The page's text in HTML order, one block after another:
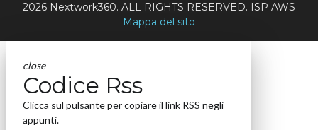
2026 Nextwork360. ALL RIGHTS RESERVED. ISP AWS
Mappa del sito
close
Codice Rss
Clicca sul pulsante per copiare il link RSS negli
appunti.